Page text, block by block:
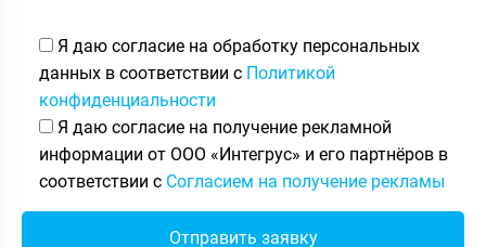
Я даю согласие на обработку персональных
данных в соответствии с Политикой
конфиденциальности
Я даю согласие на получение рекламной
информации от ООО «Интегрус» и его партнёров в
соответствии с Согласием на получение рекламы